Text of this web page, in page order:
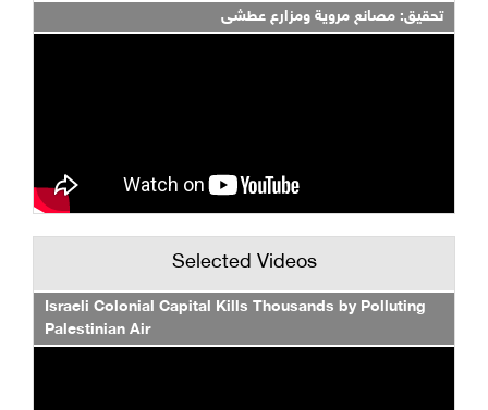
تحقيق: مصانع مروية ومزارع عطشى
Selected Videos
Israeli Colonial Capital Kills Thousands by Polluting
Palestinian Air